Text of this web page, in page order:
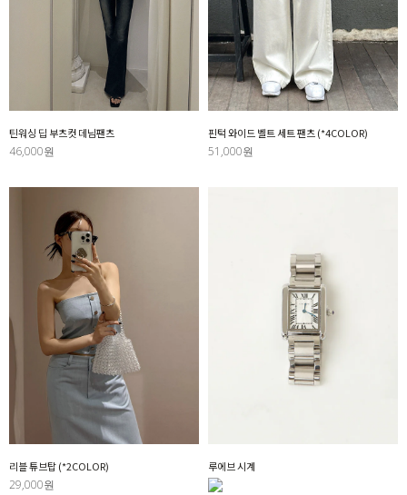
틴워싱 딥 부츠컷 데님팬츠
46,000원
핀턱 와이드 벨트 세트 팬츠 (*4COLOR)
51,000원
리블 튜브탑 (*2COLOR)
29,000원
루에브 시계